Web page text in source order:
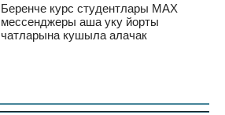
Беренче курс студентлары MAX
мессенджеры аша уку йорты
чатларына кушыла алачак